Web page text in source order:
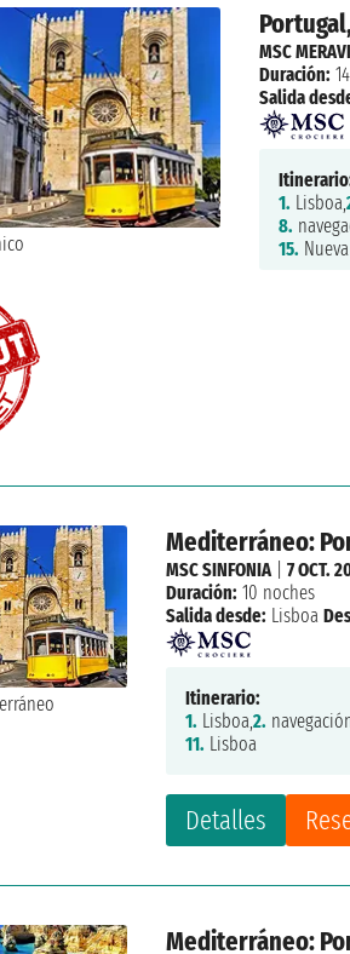
MSC
Duración:
Salida
1. Lisboa,
8.
15.
Mediterráneo:
Detalles
MSC SINFONIA |7 OCT.
Duración: 10 noches
Salida desde: Lisboa
Itinerario:
1. Lisboa,2.
11. Lisboa
Mediterráneo: